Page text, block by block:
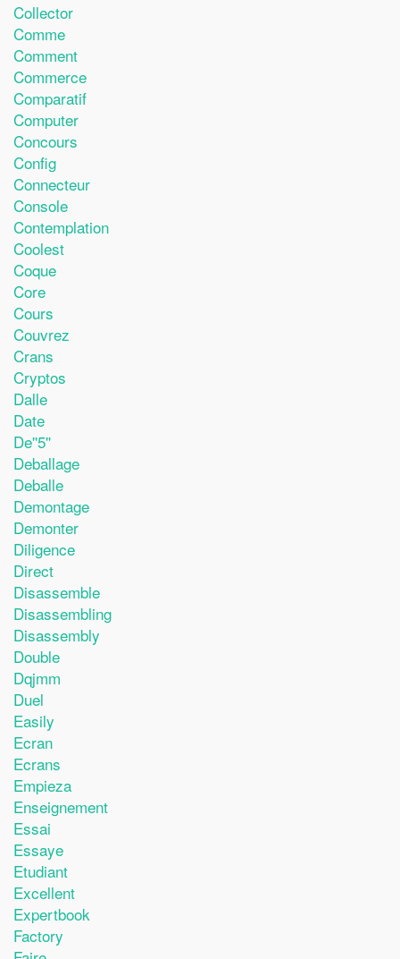
Collector
Comme
Comment
Commerce
Comparatif
Computer
Concours
Config
Connecteur
Console
Contemplation
Coolest
Coque
Core
Cours
Couvrez
Crans
Cryptos
Dalle
Date
De''5''
Deballage
Deballe
Demontage
Demonter
Diligence
Direct
Disassemble
Disassembling
Disassembly
Double
Dqjmm
Duel
Easily
Ecran
Ecrans
Empieza
Enseignement
Essai
Essaye
Etudiant
Excellent
Expertbook
Factory